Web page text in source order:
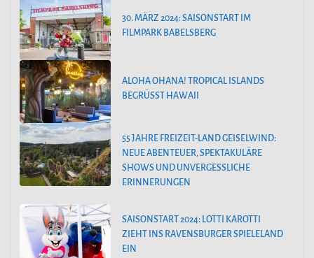
30. MÄRZ 2024: SAISONSTART IM
FILMPARK BABELSBERG
ALOHA OHANA! TROPICAL ISLANDS
BEGRÜSST HAWAII
55 JAHRE FREIZEIT-LAND GEISELWIND:
NEUE ABENTEUER, SPEKTAKULÄRE
SHOWS UND UNVERGESSLICHE
ERINNERUNGEN
SAISONSTART 2024: LOTTI KAROTTI
ZIEHT INS RAVENSBURGER SPIELELAND
EIN